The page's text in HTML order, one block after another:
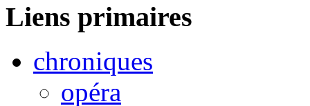
Liens primaires
chroniques
opéra